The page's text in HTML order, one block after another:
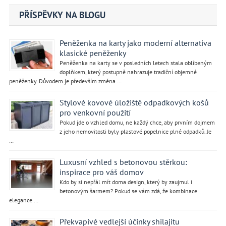
příspěvek
PŘÍSPĚVKY NA BLOGU
Peněženka na karty jako moderní alternativa
klasické peněženky
Peněženka na karty se v posledních letech stala oblíbeným
doplňkem, který postupně nahrazuje tradiční objemné
peněženky. Důvodem je především změna …
Stylové kovové úložiště odpadkových košů
pro venkovní použití
Pokud jde o vzhled domu, ne každý chce, aby prvním dojmem
z jeho nemovitosti byly plastové popelnice plné odpadků. Je
…
Luxusní vzhled s betonovou stěrkou:
inspirace pro váš domov
Kdo by si nepřál mít doma design, který by zaujmul i
betonovým šarmem? Pokud se vám zdá, že kombinace
elegance …
Překvapivé vedlejší účinky shilajitu